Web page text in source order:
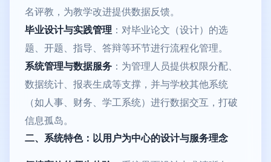
名评教，为教学改进提供数据反馈。
毕业设计与实践管理 ：对毕业论文（设计）的选
题、开题、指导、答辩等环节进行流程化管理。
系统管理与数据服务 ：为管理人员提供权限分配、
数据统计、报表生成等支撑，并与学校其他系统
（如人事、财务、学工系统）进行数据交互，打破
信息孤岛。
二、系统特色：以用户为中心的设计与服务理念